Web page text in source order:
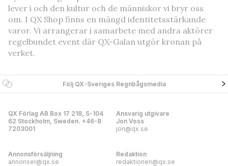
lever i och den kultur och de människor vi bryr oss
om. I QX Shop finns en mängd identitetsstärkande
varor. Vi arrangerar i samarbete med andra aktörer
regelbundet event där QX-Galan utgör kronan på
verket.
Följ QX-Sveriges Regnbågsmedia
QX Förlag AB Box 17 218, S-104
62 Stockholm, Sweden. +46-8
7203001
Ansvarig utgivare
Jon Voss
jon@qx.se
Annonsförsäljning
annonser@qx.se
Redaktion
redaktionen@qx.se